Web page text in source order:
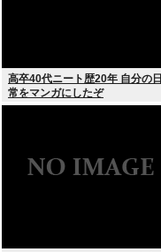
高卒40代ニート歴20年 自分の日
常をマンガにしたぞ